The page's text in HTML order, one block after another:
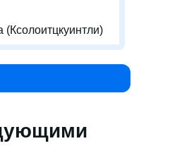
(Ксолоитцкуинтли)